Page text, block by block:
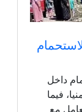
داخل
فيما
مع